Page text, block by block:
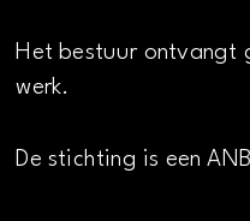
Het bestuur ontvangt
werk.
De stichting is een